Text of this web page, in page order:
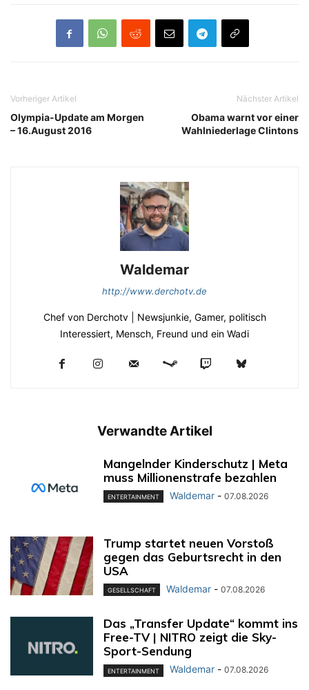
Vorheriger Artikel
Olympia-Update am Morgen
– 16.August 2016
Nächster Artikel
Obama warnt vor einer
Wahlniederlage Clintons
Waldemar
http://www.derchotv.de
Chef von Derchotv | Newsjunkie, Gamer, politisch
Interessiert, Mensch, Freund und ein Wadi
Verwandte Artikel
Mangelnder Kinderschutz | Meta
muss Millionenstrafe bezahlen
ENTERTAINMENT Waldemar - 07.08.2026
Trump startet neuen Vorstoß
gegen das Geburtsrecht in den
USA
GESELLSCHAFT Waldemar - 07.08.2026
Das „Transfer Update“ kommt ins
Free-TV | NITRO zeigt die Sky-
Sport-Sendung
ENTERTAINMENT Waldemar - 07.08.2026